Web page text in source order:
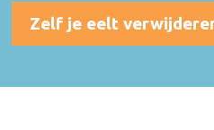
Zelf je eelt